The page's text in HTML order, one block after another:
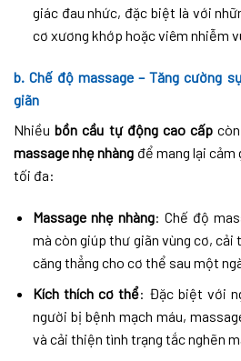
giác đau nhức, đặc biệt là với
cơ xương khớp hoặc viêm nhiễm
b. Chế độ massage – Tăng cường
giãn
Nhiềubồn cầu tự động cao cấp
massage nhẹ nhàng để mang lại
tối đa:
Massage nhẹ nhàng: Chế độ
mà còn giúp thư giãn vùng cơ, cải
căng thẳng cho cơ thể sau một
Kích thích cơ thể: Đặc biệt với
người bị bệnh mạch máu,
và cải thiện tình trạng tắc nghẽn